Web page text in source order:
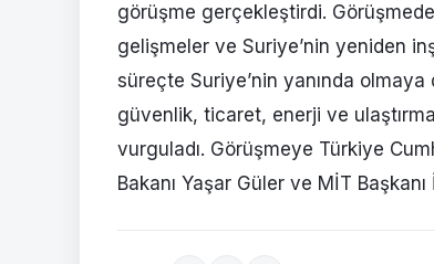
görüşme gerçekleştirdi.
gelişmeler ve Suriye’nin yeniden
süreçte Suriye’nin yanında
güvenlik, ticaret, enerji ve ulaştırma
vurguladı. Görüşmeye Türkiye
Bakanı Yaşar Güler ve MİT Başkanı